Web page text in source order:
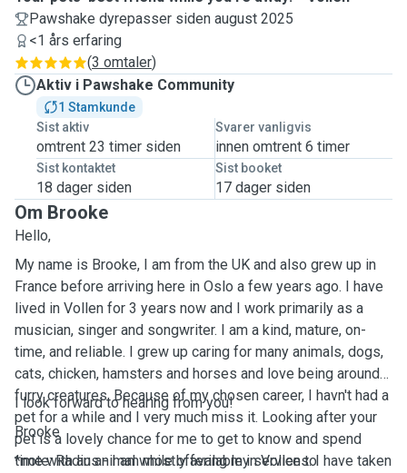
Pawshake dyrepasser siden august 2025
<1 års erfaring
(3 omtaler)
Aktiv i Pawshake Community
1 Stamkunde
Sist aktiv
omtrent 23 timer siden
Svarer vanligvis
innen omtrent 6 timer
Sist kontaktet
18 dager siden
Sist booket
17 dager siden
Om Brooke
Hello,
My name is Brooke, I am from the UK and also grew up in
France before arriving here in Oslo a few years ago. I have
lived in Vollen for 3 years now and I work primarily as a
musician, singer and songwriter. I am a kind, mature, on-
time, and reliable. I grew up caring for many animals, dogs,
cats, chicken, hamsters and horses and love being around
furry creatures. Because of my chosen career, I havn't had a
pet for a while and I very much miss it. Looking after your
pet is a lovely chance for me to get to know and spend
time with an animal while offering my services. I have taken
I look forward to hearing from you!
Brooke
*note: Radius - I am mostly avalable in Vollen to